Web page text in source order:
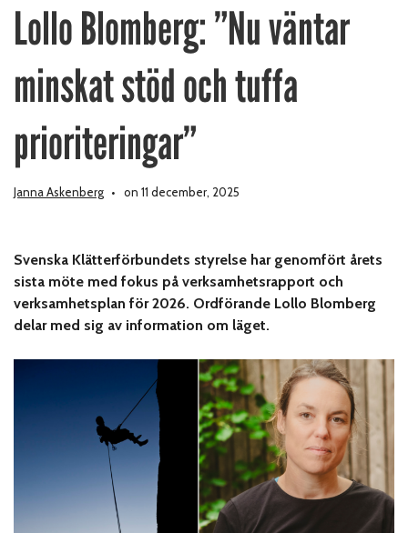
Lollo Blomberg: ”Nu väntar
minskat stöd och tuffa
prioriteringar”
Janna Askenberg on 11 december, 2025
Svenska Klätterförbundets styrelse har genomfört årets
sista möte med fokus på verksamhetsrapport och
verksamhetsplan för 2026. Ordförande Lollo Blomberg
delar med sig av information om läget.